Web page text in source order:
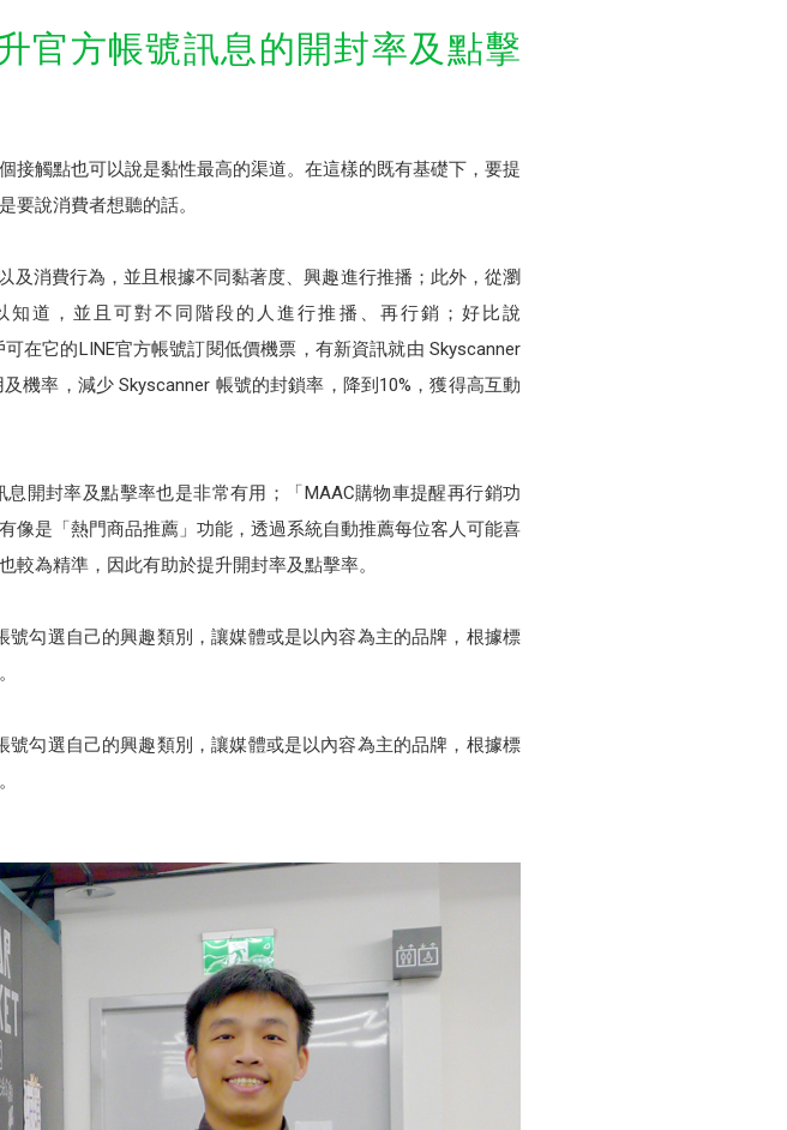
官方帳號訊息的開封率及點擊
接觸點也可以說是黏性最高的渠道。在這樣的既有基礎下，要提
要說消費者想聽的話。
及消費行為，並且根據不同黏著度、興趣進行推播；此外，從瀏
道，並且可對不同階段的人進行推播、再行銷；好比說
在它的LINE官方帳號訂閱低價機票，有新資訊就由 Skyscanner
機率，減少 Skyscanner 帳號的封鎖率，降到10%，獲得高互動
開封率及點擊率也是非常有用；「MAAC購物車提醒再行銷功
像是「熱門商品推薦」功能，透過系統自動推薦每位客人可能喜
為精準，因此有助於提升開封率及點擊率。
勾選自己的興趣類別，讓媒體或是以內容為主的品牌，根據標
勾選自己的興趣類別，讓媒體或是以內容為主的品牌，根據標